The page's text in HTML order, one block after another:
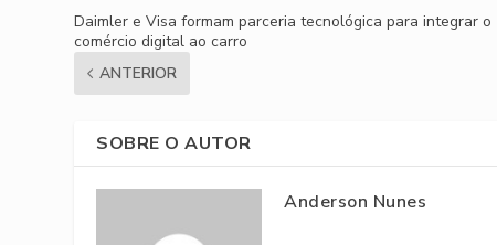
Daimler e Visa formam parceria tecnológica para integrar o
comércio digital ao carro
ANTERIOR
SOBRE O AUTOR
Anderson Nunes